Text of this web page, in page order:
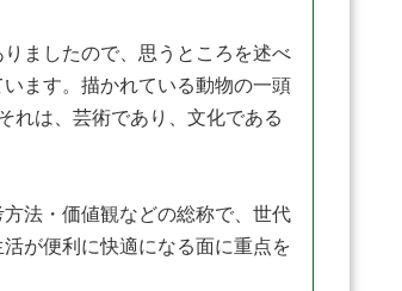
ましたので、思うところを述べ
ます。描かれている動物の一頭
れは、芸術であり、文化である
法・価値観などの総称で、世代
が便利に快適になる面に重点を